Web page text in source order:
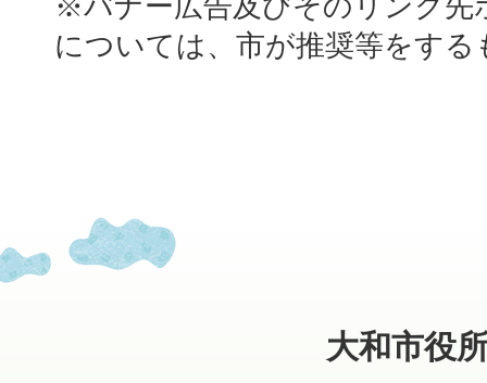
については、市が推奨等をす
大和市役